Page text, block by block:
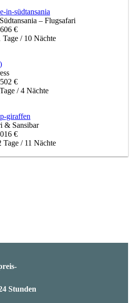
– Flugsafari
€
Tage / 10 Nächte
€
/ 4 Nächte
& Sansibar
€
Tage / 11 Nächte
Stunden